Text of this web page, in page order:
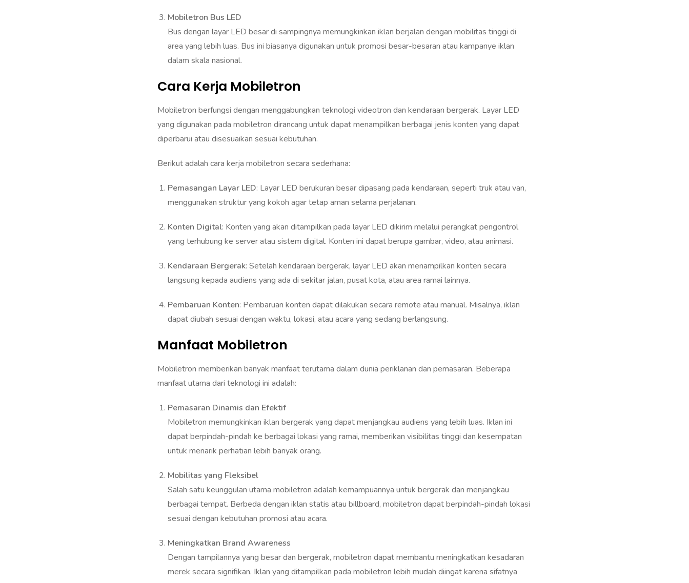
Bus dengan layar LED besar di sampingnya memungkinkan iklan berjalan dengan mobilitas tinggi di
area yang lebih luas. Bus ini biasanya digunakan untuk promosi besar-besaran atau kampanye iklan
dalam skala nasional.
Cara Kerja Mobiletron
yang digunakan pada mobiletron dirancang untuk dapat menampilkan berbagai jenis konten yang dapat
diperbarui atau disesuaikan sesuai kebutuhan.
menggunakan struktur yang kokoh agar tetap aman selama perjalanan.
yang terhubung ke server atau sistem digital. Konten ini dapat berupa gambar, video, atau animasi.
langsung kepada audiens yang ada di sekitar jalan, pusat kota, atau area ramai lainnya.
dapat diubah sesuai dengan waktu, lokasi, atau acara yang sedang berlangsung.
Manfaat Mobiletron
manfaat utama dari teknologi ini adalah:
Mobiletron memungkinkan iklan bergerak yang dapat menjangkau audiens yang lebih luas. Iklan ini
dapat berpindah-pindah ke berbagai lokasi yang ramai, memberikan visibilitas tinggi dan kesempatan
untuk menarik perhatian lebih banyak orang.
Salah satu keunggulan utama mobiletron adalah kemampuannya untuk bergerak dan menjangkau
berbagai tempat. Berbeda dengan iklan statis atau billboard, mobiletron dapat berpindah-pindah lokasi
sesuai dengan kebutuhan promosi atau acara.
Dengan tampilannya yang besar dan bergerak, mobiletron dapat membantu meningkatkan kesadaran
merek secara signifikan. Iklan yang ditampilkan pada mobiletron lebih mudah diingat karena sifatnya
yang dinamis dan menarik.